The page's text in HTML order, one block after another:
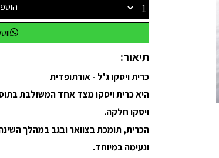
תיאור:
כרית ויסקו ג'ל - אורתופדית
היא כרית ויסקו מצד אחד המשולבת
ויסקו חלקה.
הכרית, תומכת בצוואר ובגב במהלך
ונעימה במיוחד.